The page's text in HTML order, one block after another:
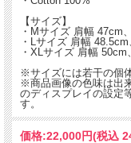
【サイズ】
・Mサイズ 肩幅 47cm
・Lサイズ 肩幅
・XLサイズ 肩幅
※サイズには若干の個
※商品画像の色味は出
のディスプレイの設定
す。
価格:22,000円(税込